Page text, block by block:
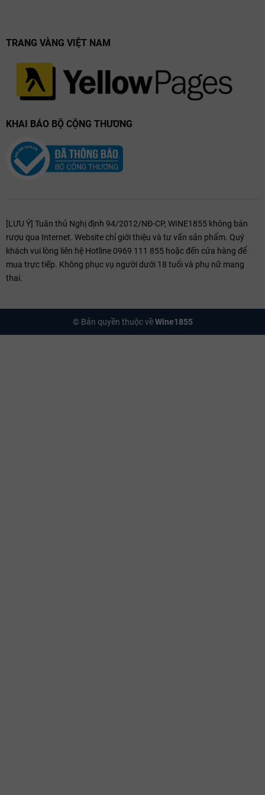
Hải Sản: Hàu, cocktail tôm và cá nướng.
Khai Vị
: Phô mai mềm, thịt nguội và các món ăn nhẹ tinh tế.
TRANG VÀNG VIỆT NAM
KHAI BÁO BỘ CỘNG THƯƠNG
[LƯU Ý] Tuân thủ Nghị định 94/2012/NĐ-CP, WINE1855 không bán
rượu qua Internet. Website chỉ giới thiệu và tư vấn sản phẩm. Quý
khách vui lòng liên hệ Hotline 0969 111 855 hoặc đến cửa hàng để
mua trực tiếp. Không phục vụ người dưới 18 tuổi và phụ nữ mang
thai.
© Bản quyền thuộc vềWine1855